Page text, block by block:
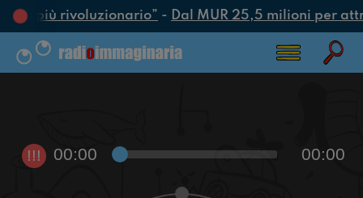
più rivoluzionario”- Dal MUR 25,5 milioni per
!!! 00:00 00:00